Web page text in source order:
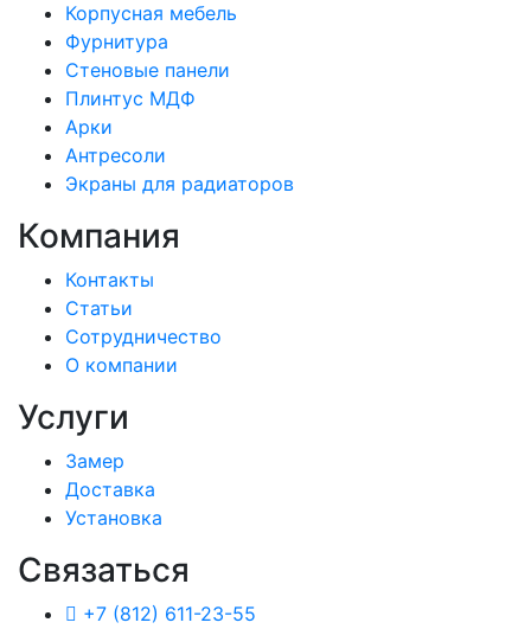
Корпусная мебель
Фурнитура
Стеновые панели
Плинтус МДФ
Арки
Антресоли
Экраны для радиаторов
Компания
Контакты
Статьи
Сотрудничество
О компании
Услуги
Замер
Доставка
Установка
Связаться
+7 (812) 611-23-55